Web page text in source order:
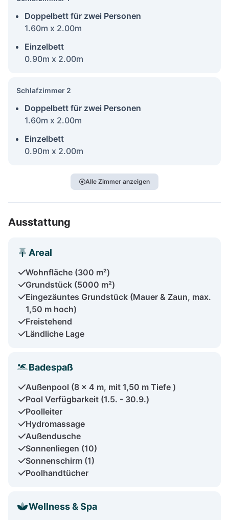
Doppelbett für zwei Personen
1.60m x 2.00m
Einzelbett
0.90m x 2.00m
Schlafzimmer 2
Doppelbett für zwei Personen
1.60m x 2.00m
Einzelbett
0.90m x 2.00m
Alle Zimmer anzeigen
Ausstattung
Areal
Wohnfläche (300 m²)
Grundstück (5000 m²)
Eingezäuntes Grundstück (Mauer & Zaun, max.
1,50 m hoch)
Freistehend
Ländliche Lage
Badespaß
Außenpool (8 x 4 m, mit 1,50 m Tiefe )
Pool Verfügbarkeit (1.5. - 30.9.)
Poolleiter
Hydromassage
Außendusche
Sonnenliegen (10)
Sonnenschirm (1)
Poolhandtücher
Wellness & Spa